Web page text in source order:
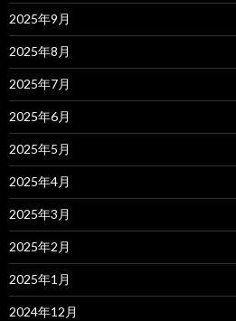
2025年9月
2025年8月
2025年7月
2025年6月
2025年5月
2025年4月
2025年3月
2025年2月
2025年1月
2024年12月